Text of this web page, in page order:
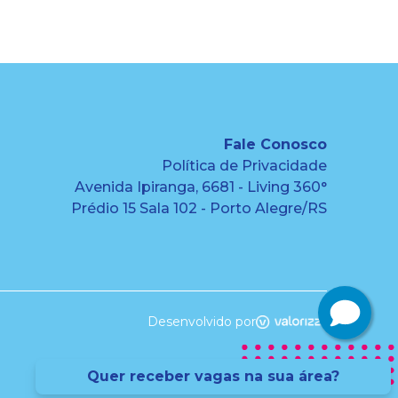
Quer receber vagas na sua área?
Fale Conosco
Política de Privacidade
Avenida Ipiranga, 6681 - Living 360°
Prédio 15 Sala 102 - Porto Alegre/RS
Desenvolvido por